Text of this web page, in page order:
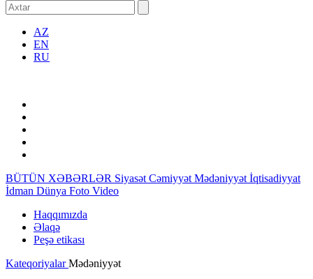
AZ
EN
RU
BÜTÜN XƏBƏRLƏR Siyasət Cəmiyyət Mədəniyyət İqtisadiyyat
İdman Dünya Foto Video
Haqqımızda
Əlaqə
Peşə etikası
KateqoriyalarMədəniyyət